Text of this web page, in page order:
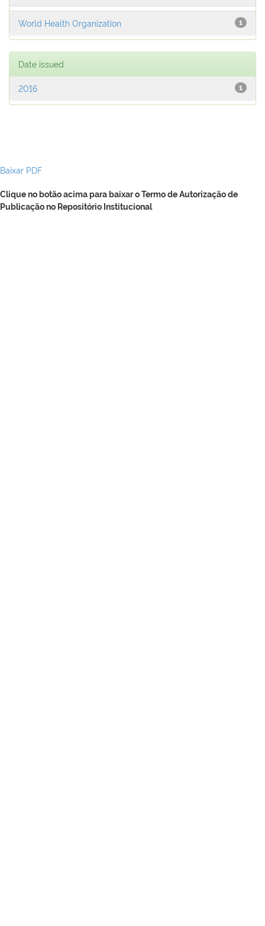
1
World Health Organization
Date issued
1
2016
Baixar PDF
Clique no botão acima para baixar o Termo de Autorização de
Publicação no Repositório Institucional